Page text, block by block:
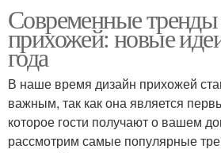
Современные тренды
прихожей: новые
года
В наше время дизайн прихожей
важным, так как она является
которое гости получают о вашем
рассмотрим самые популярные